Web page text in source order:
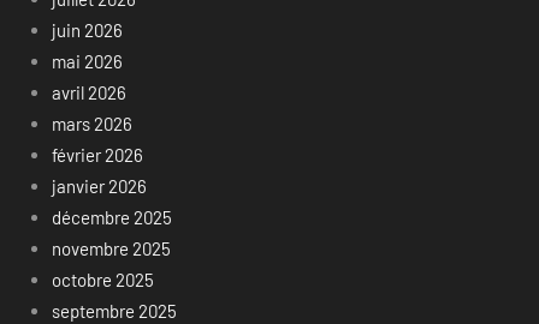
juin 2026
mai 2026
avril 2026
mars 2026
février 2026
janvier 2026
décembre 2025
novembre 2025
octobre 2025
septembre 2025